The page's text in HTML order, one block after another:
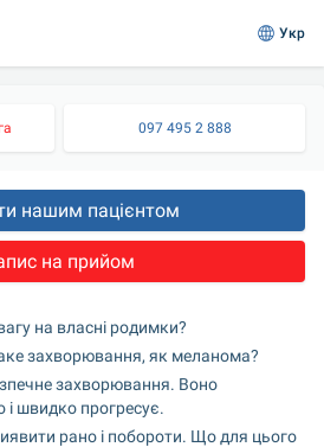
Укр
097 495 2 888
нашим пацієнтом
на прийом
на власні родимки?
захворювання, як меланома?
захворювання. Воно
і швидко прогресує.
рано і побороти. Що для цього